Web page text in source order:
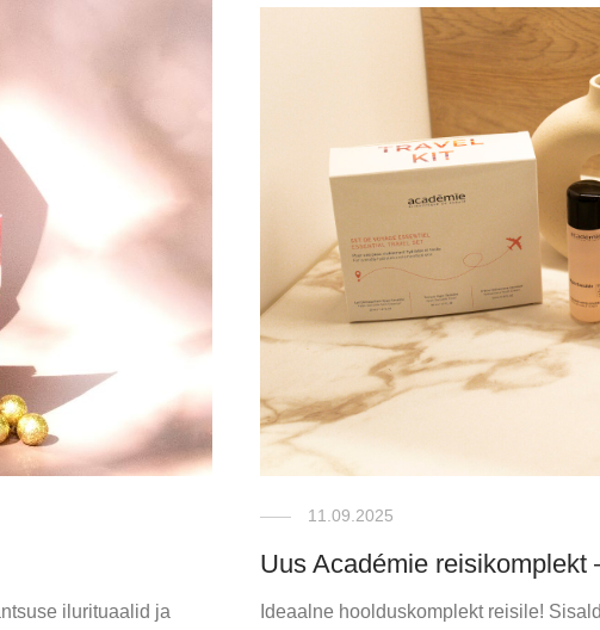
ilurituaalid ja
11.09.2025
Uus Académie reisikomplekt
Ideaalne hoolduskomplekt reisile!